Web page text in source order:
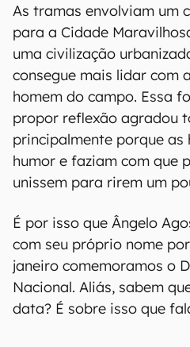
As tramas envolviam um
para a Cidade
uma civilização
consegue mais lidar com
homem do campo. Essa
propor reflexão agradou
principalmente porque
humor e faziam com que
unissem para rirem um
É por isso que Ângelo
com seu próprio nome
janeiro comemoramos o
Nacional. Aliás, sabem
data? É sobre isso que